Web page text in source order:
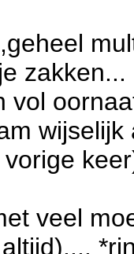
zakken...
vol
veel